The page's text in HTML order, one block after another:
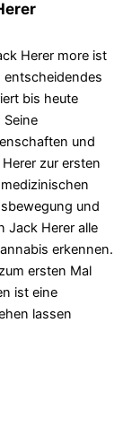
Herer more ist
entscheidendes
bis heute
und
zur ersten
und
Jack Herer alle
erkennen.
ersten Mal
ist eine
lassen